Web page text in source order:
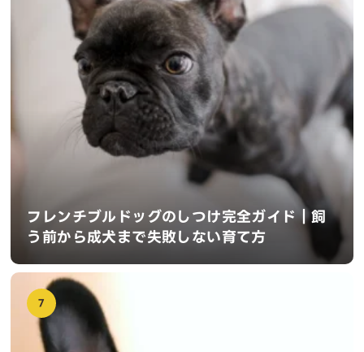
フレンチブルドッグのしつけ完全ガイド｜飼
う前から成犬まで失敗しない育て方
7